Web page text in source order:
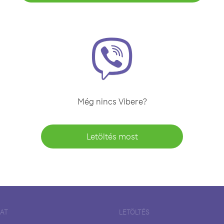
Még nincs Vibere?
Letöltés most
LETÖLTÉS